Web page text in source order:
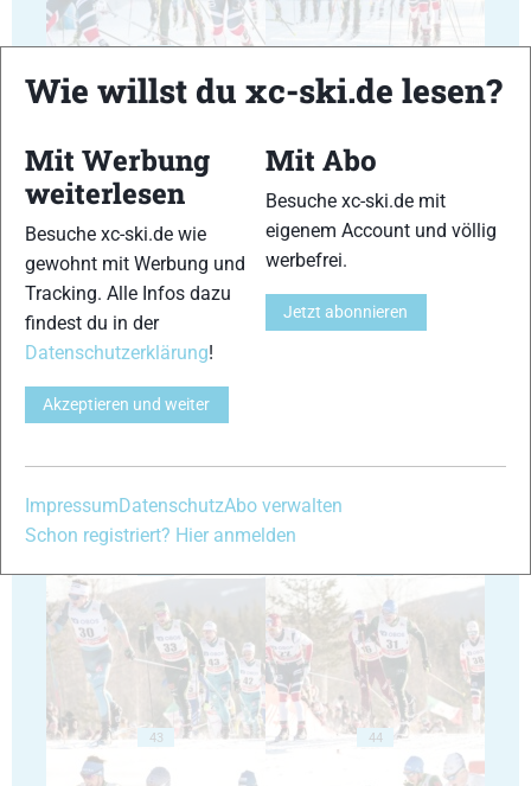
37 38
39
43 44
Wie willst du xc-ski.de lesen?
Mit Werbung
weiterlesen
Besuche xc-ski.de wie
gewohnt mit Werbung und
Tracking. Alle Infos dazu
findest du in der
Datenschutzerklärung!
Akzeptieren und weiter
Mit Abo
Besuche xc-ski.de mit
eigenem Account und völlig
werbefrei.
Jetzt abonnieren
ImpressumDatenschutzAbo verwalten
Schon registriert? Hier anmelden